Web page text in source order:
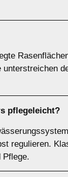
pflegeleicht?
regulieren.
Pflege.